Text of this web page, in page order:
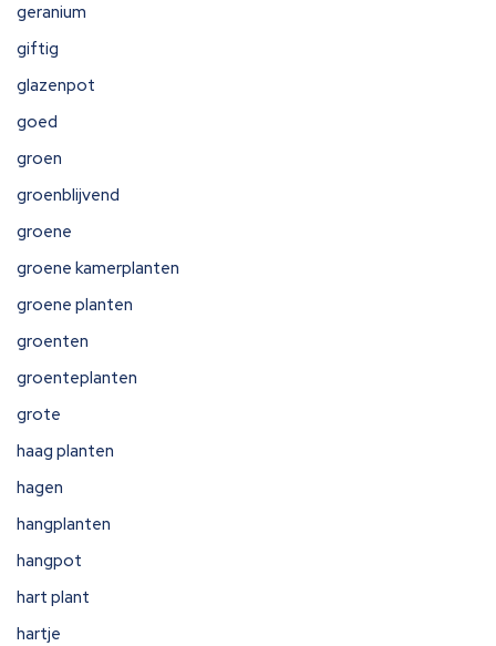
geranium
giftig
glazenpot
goed
groen
groenblijvend
groene
groene kamerplanten
groene planten
groenten
groenteplanten
grote
haag planten
hagen
hangplanten
hangpot
hart plant
hartje